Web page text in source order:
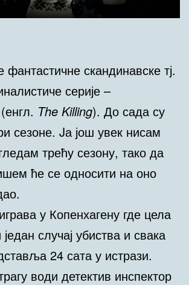
фантастичне скандинавске тј.
серије –
(енгл. The Killing). До сада су
сезоне. Jа још увек нисам
трећу сезону, тако да
ће се односити на оно
у Копенхагену где цела
случај убиства и свака
24 сата у истрази.
води детектив инспектор